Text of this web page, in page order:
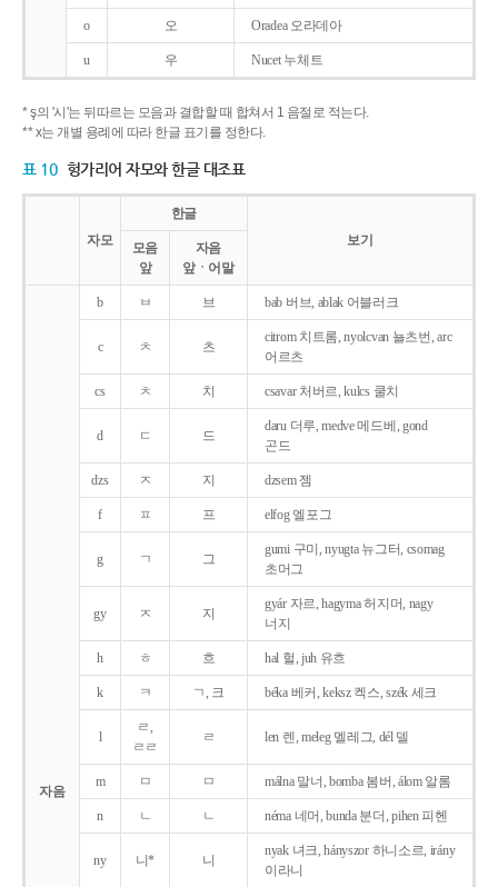
o 오 Oradea 오라데아
u 우 Nucet 누체트
* ş의 '시'는 뒤따르는 모음과 결합할 때 합쳐서 1 음절로 적는다.
** x는 개별 용례에 따라 한글 표기를 정한다.
표 10 헝가리어 자모와 한글 대조표
자모
한글
보기
모음
앞
자음
앞ㆍ어말
자음
b ㅂ 브 bab 버브, ablak 어블러크
c ㅊ 츠
citrom 치트롬, nyolcvan 뇰츠번, arc
어르츠
cs ㅊ 치 csavar 처버르, kulcs 쿨치
d ㄷ 드
daru 더루, medve 메드베, gond
곤드
dzs ㅈ 지 dzsem 젬
f ㅍ 프 elfog 엘포그
g ㄱ 그
gumi 구미, nyugta 뉴그터, csomag
초머그
gy ㅈ 지
gyár 자르, hagyma 허지머, nagy
너지
h ㅎ 흐 hal 헐, juh 유흐
k ㅋ ㄱ, 크 béka 베커, keksz 켁스, szék 세크
l
ㄹ,
ㄹㄹ
ㄹ len 렌, meleg 멜레그, dél 델
m ㅁ ㅁ málna 말너, bomba 봄버, álom 알롬
n ㄴ ㄴ néma 네머, bunda 분더, pihen 피헨
ny 니* 니
nyak 녀크, hányszor 하니소르, irány
이라니